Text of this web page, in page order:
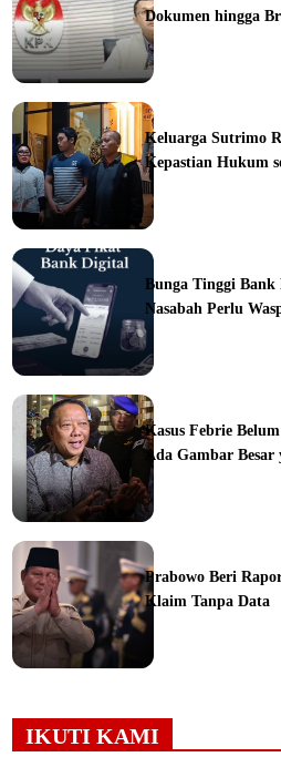
Dokumen hingga
Keluarga Sutrimo
Kepastian Hukum
Bunga Tinggi
Nasabah Perlu
Kasus Febrie
Ada Gambar
Prabowo Beri
Klaim Tanpa Data
IKUTI KAMI